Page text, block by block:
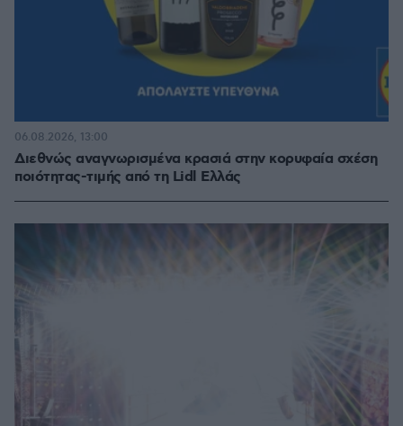
Διεθνώς αναγνωρισμένα κρασιά στην κορυφαία σχέση
ποιότητας-τιμής από τη Lidl Ελλάς
06.08.2026, 13:00